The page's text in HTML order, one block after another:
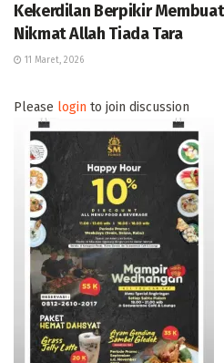
Kekerdilan Berpikir
Nikmat Allah Tiada Tara
11 Maret, 2026
Please login to join discussion